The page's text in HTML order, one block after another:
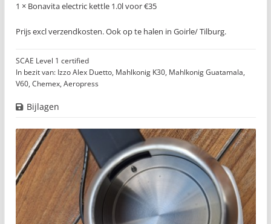
1 × Bonavita electric kettle 1.0l voor €35
Prijs excl verzendkosten. Ook op te halen in Goirle/ Tilburg.
SCAE Level 1 certified
In bezit van: Izzo Alex Duetto, Mahlkonig K30, Mahlkonig Guatamala,
V60, Chemex, Aeropress
Bijlagen